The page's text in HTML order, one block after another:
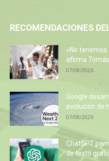
RECOMENDACIONES
«No tenemos
afirma
07/08/2026
Google
evolución de
07/08/2026
ChatGPT
de texto